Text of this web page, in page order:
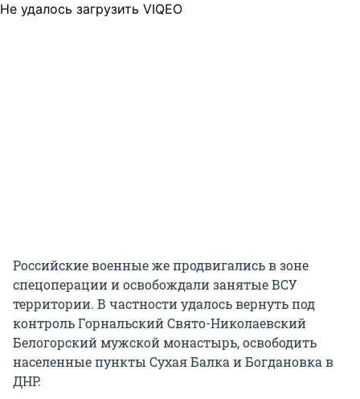
Не удалось загрузить VIQEO
Российские военные же продвигались в зоне
спецоперации и освобождали занятые ВСУ
территории. В частности удалось вернуть под
контроль Горнальский Свято-Николаевский
Белогорский мужской монастырь, освободить
населенные пункты Сухая Балка и Богдановка в
ДНР.